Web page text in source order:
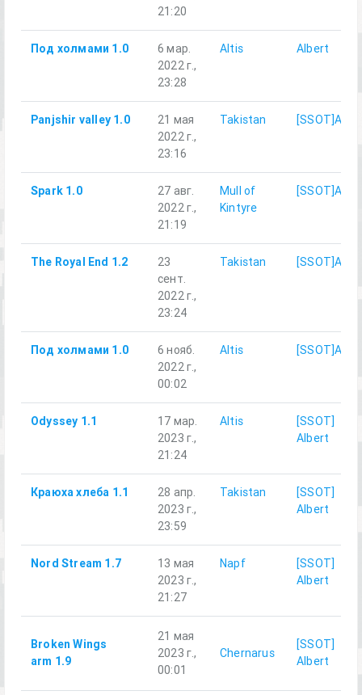
21:20
Под холмами 1.0
6 мар.
2022 г.,
23:28
Altis Albert
Panjshir valley 1.0
21 мая
2022 г.,
23:16
Takistan
Spark 1.0
27 авг.
2022 г.,
21:19
Mull of
Kintyre
The Royal End 1.2
23
сент.
2022 г.,
23:24
Takistan
Под холмами 1.0
6 нояб.
2022 г.,
00:02
Altis
Odyssey 1.1
17 мар.
2023 г.,
21:24
Altis
[SSOT]
Albert
Краюха хлеба 1.1
28 апр.
2023 г.,
23:59
Takistan
[SSOT]
Albert
Nord Stream 1.7
13 мая
2023 г.,
21:27
Napf
[SSOT]
Albert
Broken Wings
arm 1.9
21 мая
2023 г.,
00:01
Chernarus
[SSOT]
Albert